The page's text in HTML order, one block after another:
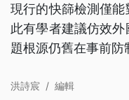
現行的快篩檢測僅
此有學者建議仿效
題根源仍舊在事前防
洪詩宸 / 編輯